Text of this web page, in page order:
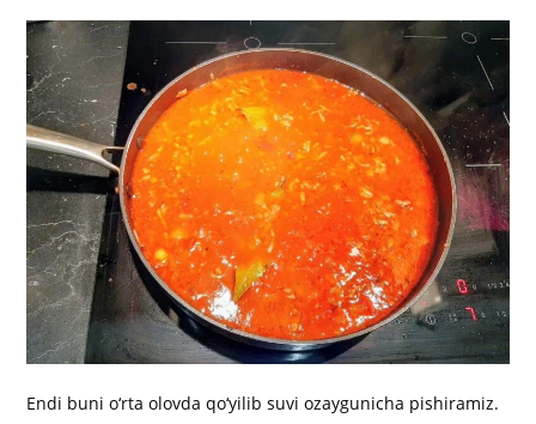
Endi buni o‘rta olovda qo‘yilib suvi ozaygunicha pishiramiz.